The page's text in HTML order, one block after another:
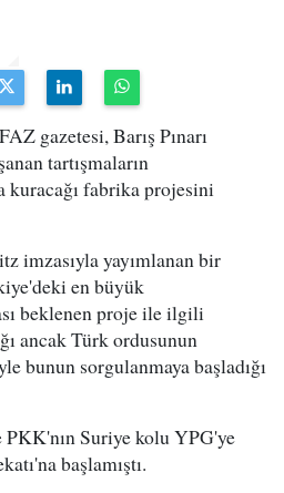
gazetesi, Barış Pınarı
tartışmaların
kuracağı fabrika projesini
imzasıyla yayımlanan bir
en büyük
beklenen proje ile ilgili
ancak Türk ordusunun
bunun sorgulanmaya başladığı
Suriye kolu YPG'ye
başlamıştı.